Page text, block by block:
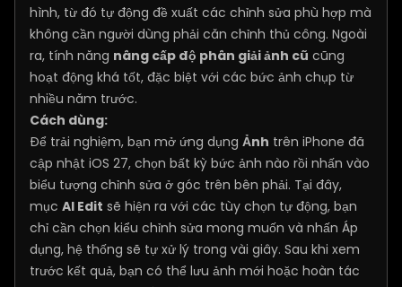
hình, từ đó tự động đề xuất các chỉnh sửa phù hợp mà
không cần người dùng phải căn chỉnh thủ công. Ngoài
ra, tính năng nâng cấp độ phân giải ảnh cũ cũng
hoạt động khá tốt, đặc biệt với các bức ảnh chụp từ
nhiều năm trước.
Cách dùng:
Để trải nghiệm, bạn mở ứng dụng Ảnh trên iPhone đã
cập nhật iOS 27, chọn bất kỳ bức ảnh nào rồi nhấn vào
biểu tượng chỉnh sửa ở góc trên bên phải. Tại đây,
mục AI Edit sẽ hiện ra với các tùy chọn tự động, bạn
chỉ cần chọn kiểu chỉnh sửa mong muốn và nhấn Áp
dụng, hệ thống sẽ tự xử lý trong vài giây. Sau khi xem
trước kết quả, bạn có thể lưu ảnh mới hoặc hoàn tác